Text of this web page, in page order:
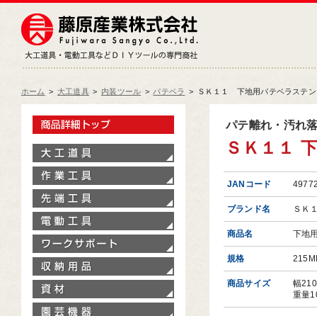
ホーム > 大工道具 > 内装ツール > パテベラ > ＳＫ１１ 下地用パテベラステ
パテ離れ・汚れ
ＳＫ１１
JANコード
ブランド名 ＳＫ
商品名 下地
規格
商品サイズ
幅
重量
製品情報トップ
ワークサポート